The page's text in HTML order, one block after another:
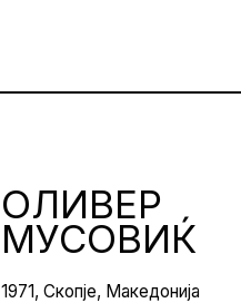
ОЛИВЕР
МУСОВИЌ
1971, Скопје, Македонија